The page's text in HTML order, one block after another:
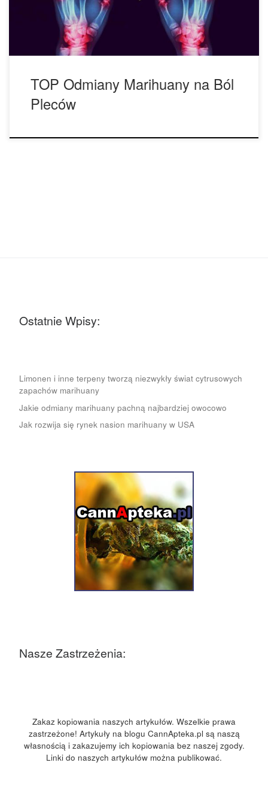
dni, lub nawet tygodni. […]
TOP Odmiany Marihuany na Ból
Pleców
Ostatnie Wpisy:
Limonen i inne terpeny tworzą niezwykły świat cytrusowych
zapachów marihuany
Jakie odmiany marihuany pachną najbardziej owocowo
Jak rozwija się rynek nasion marihuany w USA
Nasze Zastrzeżenia:
Zakaz kopiowania naszych artykułów. Wszelkie prawa
zastrzeżone! Artykuły na blogu CannApteka.pl są naszą
własnością i zakazujemy ich kopiowania bez naszej zgody.
Linki do naszych artykułów można publikować.